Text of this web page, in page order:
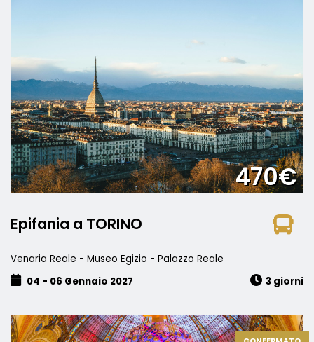
470€
Epifania a TORINO
Venaria Reale - Museo Egizio - Palazzo Reale
04 - 06 Gennaio 2027
3 giorni